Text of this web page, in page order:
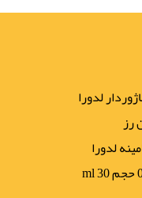
لدورا
رز
لدورا